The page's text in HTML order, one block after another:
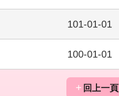
101-01-01
100-01-01
回上一頁